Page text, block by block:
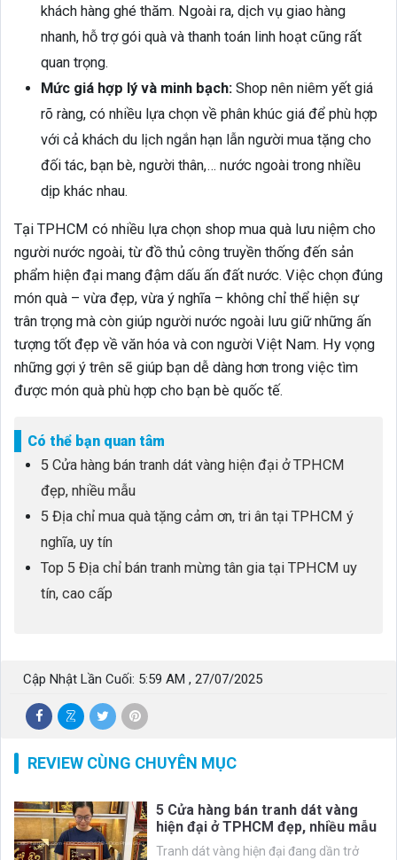
khách hàng ghé thăm. Ngoài ra, dịch vụ giao hàng
nhanh, hỗ trợ gói quà và thanh toán linh hoạt cũng rất
quan trọng.
Mức giá hợp lý và minh bạch: Shop nên niêm yết giá
rõ ràng, có nhiều lựa chọn về phân khúc giá để phù hợp
với cả khách du lịch ngắn hạn lẫn người mua tặng cho
đối tác, bạn bè, người thân,… nước ngoài trong nhiều
dịp khác nhau.
Tại TPHCM có nhiều lựa chọn shop mua quà lưu niệm cho
người nước ngoài, từ đồ thủ công truyền thống đến sản
phẩm hiện đại mang đậm dấu ấn đất nước. Việc chọn đúng
món quà – vừa đẹp, vừa ý nghĩa – không chỉ thể hiện sự
trân trọng mà còn giúp người nước ngoài lưu giữ những ấn
tượng tốt đẹp về văn hóa và con người Việt Nam. Hy vọng
những gợi ý trên sẽ giúp bạn dễ dàng hơn trong việc tìm
được món quà phù hợp cho bạn bè quốc tế.
Có thể bạn quan tâm
5 Cửa hàng bán tranh dát vàng hiện đại ở TPHCM
đẹp, nhiều mẫu
5 Địa chỉ mua quà tặng cảm ơn, tri ân tại TPHCM ý
nghĩa, uy tín
Top 5 Địa chỉ bán tranh mừng tân gia tại TPHCM uy
tín, cao cấp
Cập Nhật Lần Cuối: 5:59 AM , 27/07/2025
REVIEW CÙNG CHUYÊN MỤC
5 Cửa hàng bán tranh dát vàng
hiện đại ở TPHCM đẹp, nhiều mẫu
Tranh dát vàng hiện đại đang dần trở